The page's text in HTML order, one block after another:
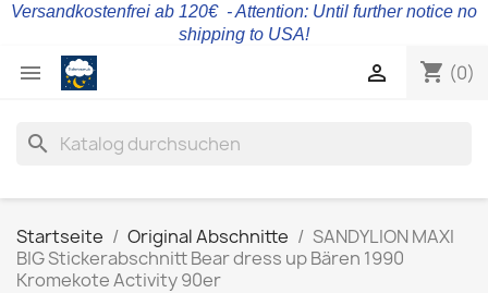
Versandkostenfrei ab 120€ - Attention: Until further notice no
shipping to USA!
 shopping_cart (0)

search
Startseite Original Abschnitte
SANDYLION MAXI
BIG Stickerabschnitt Bear dress up Bären 1990
Kromekote Activity 90er